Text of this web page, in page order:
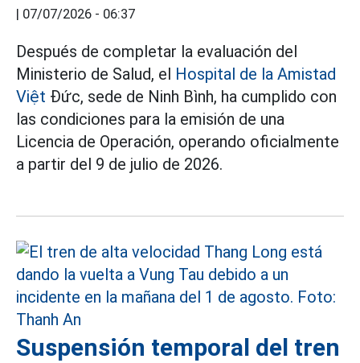
07/07/2026 - 06:37
Después de completar la evaluación del
Ministerio de Salud, el Hospital de la Amistad
Việt Đức, sede de Ninh Bình, ha cumplido con
las condiciones para la emisión de una
Licencia de Operación, operando oficialmente
a partir del 9 de julio de 2026.
Suspensión temporal del tren